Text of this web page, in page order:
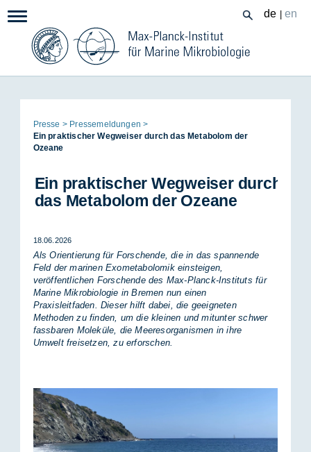
InhaltNavigation: de en
Seitenpfad:
Pres­se
Pres­se­mel­dun­gen
Ein prak­ti­scher Weg­wei­ser durch das Me­ta­bo­lom der
Ozea­ne
Ein prak­ti­scher Weg­wei­ser durch
das Me­ta­bo­lom der Ozea­ne
18.06.2026
Als Orientierung für Forschende, die in das spannende
Feld der marinen Exometabolomik einsteigen,
veröffentlichen Forschende des Max-Planck-Instituts für
Marine Mikrobiologie in Bremen nun einen
Praxisleitfaden. Dieser hilft dabei, die geeigneten
Methoden zu finden, um die kleinen und mitunter schwer
fassbaren Moleküle, die Meeresorganismen in ihre
Umwelt freisetzen, zu erforschen.